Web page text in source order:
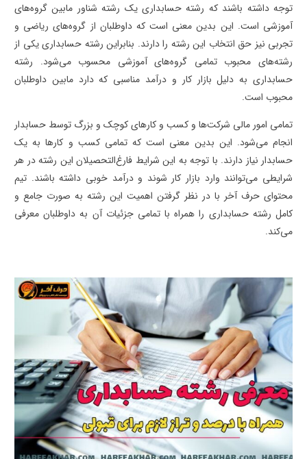
توجه داشته باشند که رشته حسابداری یک رشته شناور مابین گروه‌های
آموزشی است. این بدین معنی است که داوطلبان از گروه‌های ریاضی و
تجربی نیز حق انتخاب این رشته را دارند. بنابراین رشته حسابداری یکی از
رشته‌های محبوب تمامی گروه‌های آموزشی محسوب می‌شود. رشته
حسابداری به دلیل بازار کار و درآمد مناسبی که دارد مابین داوطلبان
محبوب است.
تمامی امور مالی شرکت‌ها و کسب و کارهای کوچک و بزرگ توسط حسابدار
انجام می‌شود. این بدین معنی است که تمامی کسب و کارها به یک
حسابدار نیاز دارند. با توجه به این شرایط فارغ‌التحصیلان این رشته در هر
شرایطی می‌توانند وارد بازار کار شوند و درآمد خوبی داشته باشند. تیم
محتوای حرف آخر با در نظر گرفتن اهمیت این رشته به صورت جامع و
کامل رشته حسابداری را همراه با تمامی جزئیات آن به داوطلبان معرفی
می‌کند.